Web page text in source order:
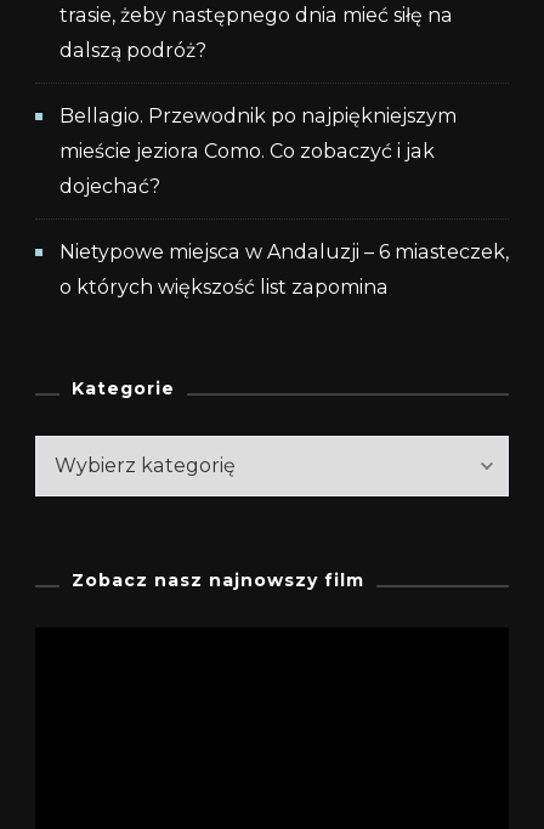
trasie, żeby następnego dnia mieć siłę na
dalszą podróż?
Bellagio. Przewodnik po najpiękniejszym
mieście jeziora Como. Co zobaczyć i jak
dojechać?
Nietypowe miejsca w Andaluzji – 6 miasteczek,
o których większość list zapomina
Kategorie
Kategorie
Zobacz nasz najnowszy film